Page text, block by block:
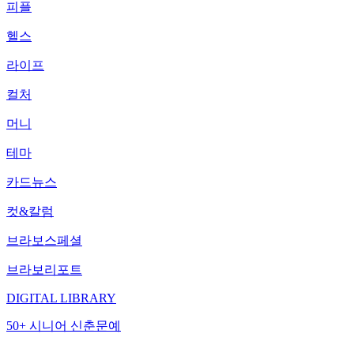
피플
헬스
라이프
컬처
머니
테마
카드뉴스
컷&칼럼
브라보스페셜
브라보리포트
DIGITAL LIBRARY
50+ 시니어 신춘문예